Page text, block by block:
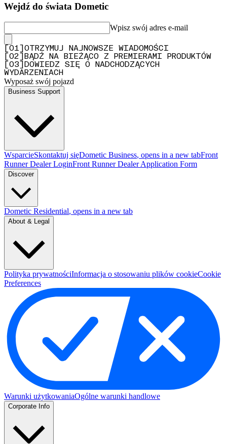
Wejdź do świata Dometic
Wpisz swój adres e-mail
[01] OTRZYMUJ NAJNOWSZE WIADOMOŚCI
[02] BĄDŹ NA BIEŻĄCO Z PREMIERAMI PRODUKTÓW
[03] DOWIEDZ SIĘ O NADCHODZĄCYCH
WYDARZENIACH
Wyposaż swój pojazd
Business Support
WsparcieSkontaktuj sięDometic Business, opens in a new tabFront
Runner Dealer LoginFront Runner Dealer Application Form
Discover
Dometic Residential, opens in a new tab
About & Legal
Polityka prywatnościInformacja o stosowaniu plików cookieCookie
Preferences
Warunki użytkowaniaOgólne warunki handlowe
Corporate Info